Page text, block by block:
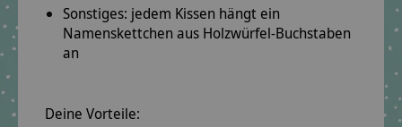
Sonstiges: jedem Kissen hängt ein
Namenskettchen aus Holzwürfel-Buchstaben
an
Deine Vorteile: